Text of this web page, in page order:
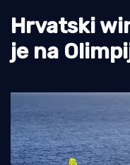
Pomorstvo
Ribolov
Tradicija i kultura
Hrvatski
je na